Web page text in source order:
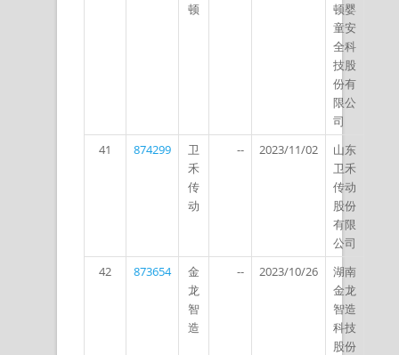
顿
顿婴
童安
全科
技股
份有
限公
司
41
874299
卫
禾
传
动
-- 2023/11/02
山东
卫禾
传动
股份
有限
公司
42
873654
金
龙
智
造
-- 2023/10/26
湖南
金龙
智造
科技
股份